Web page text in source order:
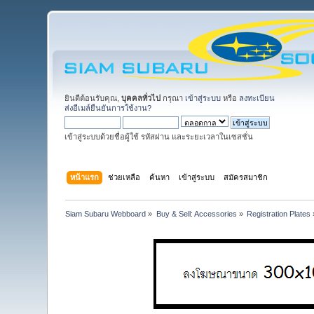
ยินดีต้อนรับคุณ,บุคคลทั่วไป กรุณา เข้าสู่ระบบ หรือ ลงทะเบียน
ส่งอีเมล์ยืนยันการใช้งาน?
เข้าสู่ระบบด้วยชื่อผู้ใช้ รหัสผ่าน และระยะเวลาในเซสชั่น
หน้าแรก ช่วยเหลือ ค้นหา เข้าสู่ระบบ สมัครสมาชิก
Siam Subaru Webboard » Buy & Sell: Accessories » Registration Plates